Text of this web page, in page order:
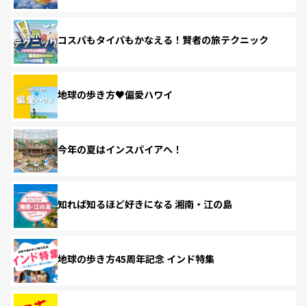
コスパもタイパもかなえる！賢者の旅テクニック
地球の歩き方♥偏愛ハワイ
今年の夏はインスパイアへ！
知れば知るほど好きになる 湘南・江の島
地球の歩き方45周年記念 インド特集